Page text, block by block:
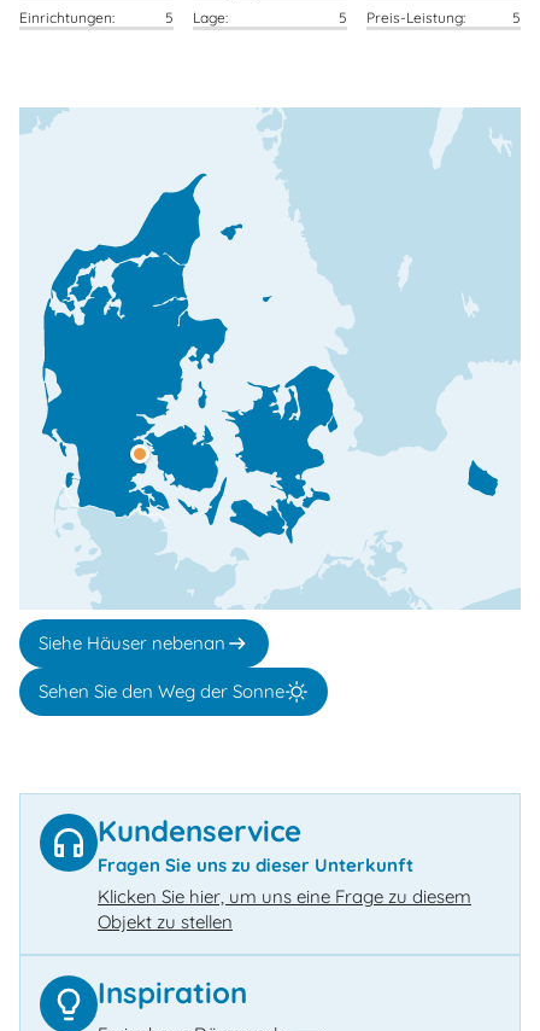
Einrichtungen:
5 Lage: 5 Preis-Leistung: 5
Siehe Häuser nebenan
Sehen Sie den Weg der Sonne
Kundenservice
Fragen Sie uns zu dieser Unterkunft
Klicken Sie hier, um uns eine Frage zu diesem
Objekt zu stellen
Inspiration